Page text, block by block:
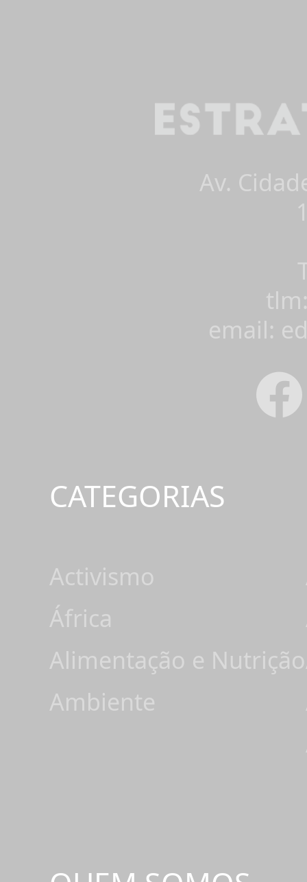
Av.
email:
CATEGORIAS
Activismo
África
Alimentação e Nutrição
Ambiente